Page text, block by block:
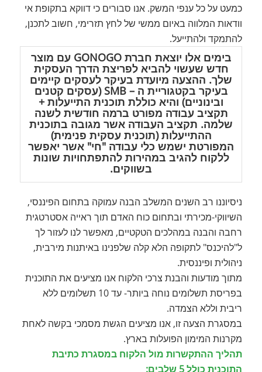
כמעט על כל ענפי המשק. אנו סבורים כי דווקא בתקופת אי
וודאות המלווה באיום ממשי של לחץ תזרימי, חשוב לתכנן,
להתמקד ולהתייעל.
בימים אלו יוצאת חברת GONOGO עם מוצר
חדש שעשוי להביא לפריצת הדרך העסקית
שלך. ההצעה מיועדת בעיקר לעסקים קיימים
בעיקר בקטגוריית ה – SMB (עסקים קטנים
ובינוניים) והיא כוללת תוכנית התייעלות +
תקציב עבודה מפורט ברמה חודשית לשנה
שלמה. תקציב העבודה אשר מגובה בתוכנית
ההתייעלות (תוכנית עסקית פנימית)
המפורטת ישמש כלי עבודה "חי" אשר יאפשר
ללקוח להגיב במהירות להתפתחויות שונות
בשווקים.
ניסיוננו רב השנים המשלב הבנה עמוקה בתחום הפיננסי,
השיווקי-מכירתי ובתחום כוח האדם תוך ראייה אסטרטגית
רחבה והבנה במהלכים הטקטיים, מאפשר לנו לעזור לך
ל"להיכנס" לתקופה הלא קלה שלפנינו באיתנות מירבית,
ניהולית ופיננסית.
מתוך מודעות והבנת צרכי הלקוח אנו מציעים את התוכנית
בפריסת תשלומים נוחה ביותר- עד 10 תשלומים ללא
ריבית וללא הצמדה.
במסגרת הצעה זו, אנו מציעים הגשת מסמכי בקשה לאחת
מקרנות המימון הפועלות בארץ.
תהליך ההתקשרות מול הלקוח במסגרת כתיבת
התוכנית כולל 5 שלבים: